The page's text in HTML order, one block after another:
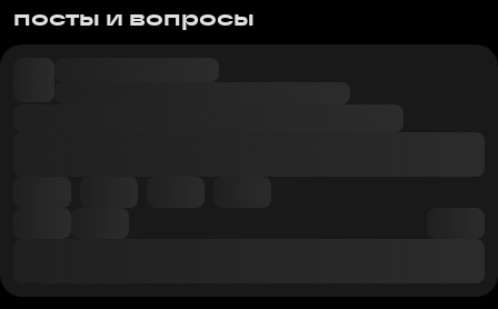
посты и вопросы